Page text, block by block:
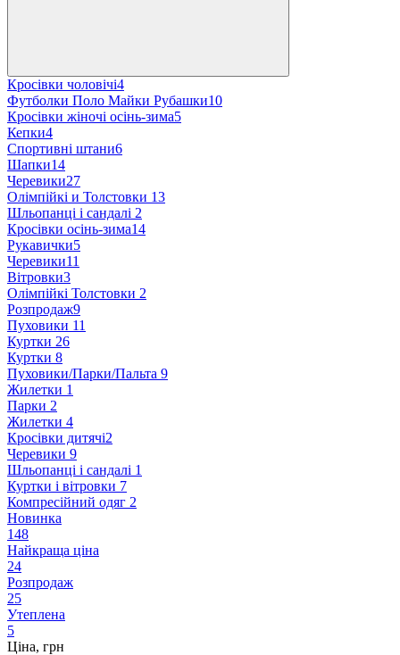
Кросівки чоловічі4
Футболки Поло Майки Рубашки10
Кросівки жіночі осінь-зима5
Кепки4
Спортивні штани6
Шапки14
Черевики27
Олімпійкі и Толстовки 13
Шльопанці і сандалі 2
Кросівки осінь-зима14
Рукавички5
Черевики11
Вітровки3
Олімпійкі Толстовки 2
Розпродаж9
Пуховики 11
Куртки 26
Куртки 8
Пуховики/Парки/Пальта 9
Жилетки 1
Парки 2
Жилетки 4
Кросівки дитячі2
Черевики 9
Шльопанці і сандалі 1
Куртки і вітровки 7
Компресійний одяг 2
Новинка
148
Найкраща ціна
24
Розпродаж
25
Утеплена
5
Ціна, грн